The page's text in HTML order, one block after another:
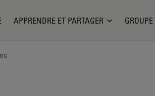
APPRENDRE ET PARTAGER GROUPE